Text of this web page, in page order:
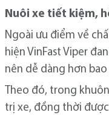
Nuôi xe tiết kiệm,
Ngoài ưu điểm về
hiện VinFast Viper
nên dễ dàng hơn
Theo đó, trong
trị xe, đồng thời